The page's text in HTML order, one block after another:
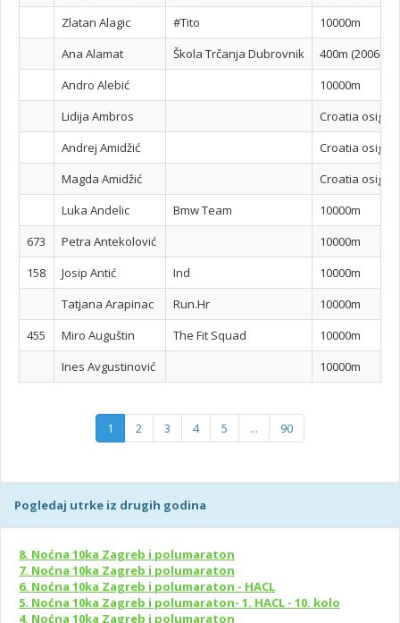
Zlatan Alagic
#Tito
10000m
Ana Alamat
Škola Trčanja Dubrovnik
400m (2006-
Andro Alebić
10000m
Lidija Ambros
Croatia
Andrej Amidžić
Croatia
Magda Amidžić
Croatia
Luka Andelic
Bmw Team
10000m
673
Petra Antekolović
10000m
158
Josip Antić Ind
10000m
Tatjana Arapinac
Run.Hr
10000m
455
Miro Auguštin The Fit Squad
10000m
Ines Avgustinović
10000m
1 2 3 4 5 ... 90
Pogledaj utrke iz drugih godina
8. Noćna 10ka Zagreb i polumaraton
7. Noćna 10ka Zagreb i polumaraton
6. Noćna 10ka Zagreb i polumaraton - HACL
5. Noćna 10ka Zagreb i polumaraton- 1. HACL - 10. kolo
4. Noćna 10ka Zagreb i polumaraton